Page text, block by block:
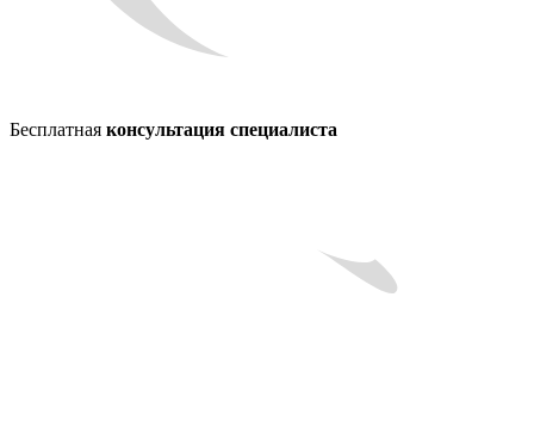
Бесплатная консультация специалиста